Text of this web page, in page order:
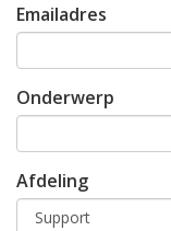
Emailadres
Onderwerp
Afdeling